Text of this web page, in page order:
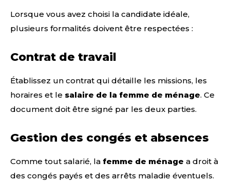
Lorsque vous avez choisi la candidate idéale,
plusieurs formalités doivent être respectées :
Contrat de travail
Établissez un contrat qui détaille les missions, les
horaires et le salaire de la femme de ménage. Ce
document doit être signé par les deux parties.
Gestion des congés et absences
Comme tout salarié, la femme de ménage a droit à
des congés payés et des arrêts maladie éventuels.